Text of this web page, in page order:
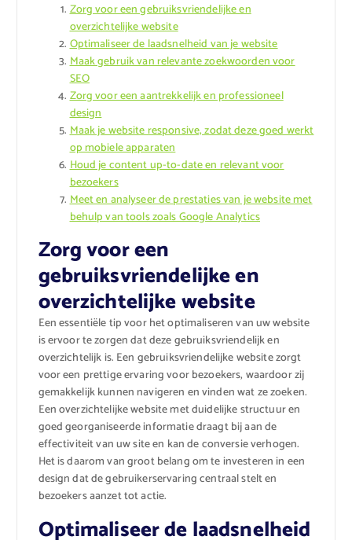
Zorg voor een gebruiksvriendelijke en
overzichtelijke website
Optimaliseer de laadsnelheid van je website
Maak gebruik van relevante zoekwoorden voor
SEO
Zorg voor een aantrekkelijk en professioneel
design
Maak je website responsive, zodat deze goed werkt
op mobiele apparaten
Houd je content up-to-date en relevant voor
bezoekers
Meet en analyseer de prestaties van je website met
behulp van tools zoals Google Analytics
Zorg voor een
gebruiksvriendelijke en
overzichtelijke website
Een essentiële tip voor het optimaliseren van uw website
is ervoor te zorgen dat deze gebruiksvriendelijk en
overzichtelijk is. Een gebruiksvriendelijke website zorgt
voor een prettige ervaring voor bezoekers, waardoor zij
gemakkelijk kunnen navigeren en vinden wat ze zoeken.
Een overzichtelijke website met duidelijke structuur en
goed georganiseerde informatie draagt bij aan de
effectiviteit van uw site en kan de conversie verhogen.
Het is daarom van groot belang om te investeren in een
design dat de gebruikerservaring centraal stelt en
bezoekers aanzet tot actie.
Optimaliseer de laadsnelheid